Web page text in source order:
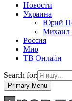
Новости
Украина
Юрий
Михаил
Россия
Мир
ТВ Онлайн
Search for:
Primary Menu